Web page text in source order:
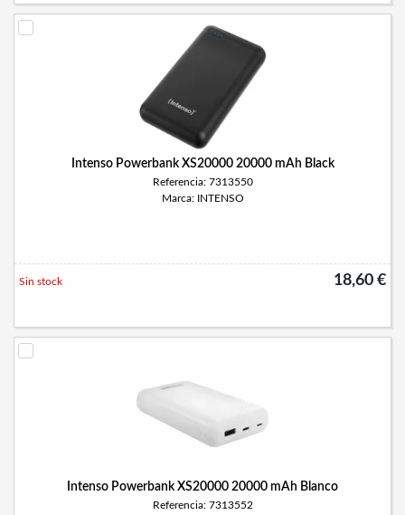
Intenso Powerbank XS20000 20000 mAh Black
Referencia: 7313550
Marca: INTENSO
18,60 €
Sin stock
Intenso Powerbank XS20000 20000 mAh Blanco
Referencia: 7313552